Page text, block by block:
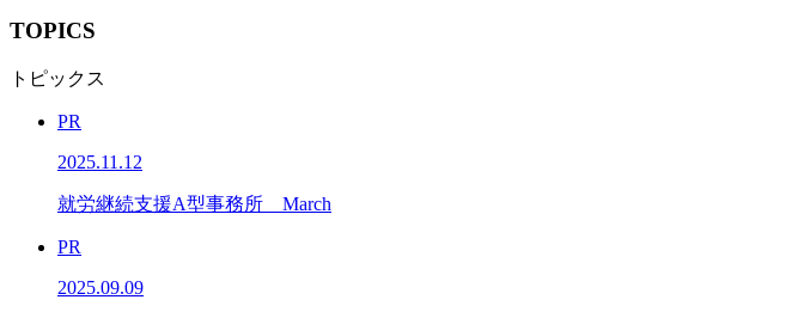
TOPICS
トピックス
PR
2025.11.12
就労継続支援A型事務所 March
PR
2025.09.09